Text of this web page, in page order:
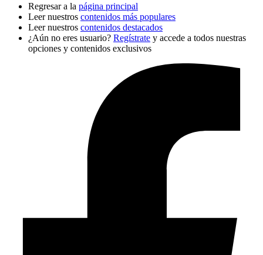
Regresar a la página principal
Leer nuestros contenidos más populares
Leer nuestros contenidos destacados
¿Aún no eres usuario? Regístrate y accede a todos nuestras
opciones y contenidos exclusivos